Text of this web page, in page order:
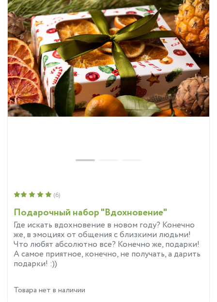
Подарочный набор "Вдохновение"
Где искать вдохновение в новом году? Конечно
же, в эмоциях от общения с близкими людьми!
Что любят абсолютно все? Конечно же, подарки!
А самое приятное, конечно, не получать, а дарить
подарки! :))
(6)
Товара нет в наличии